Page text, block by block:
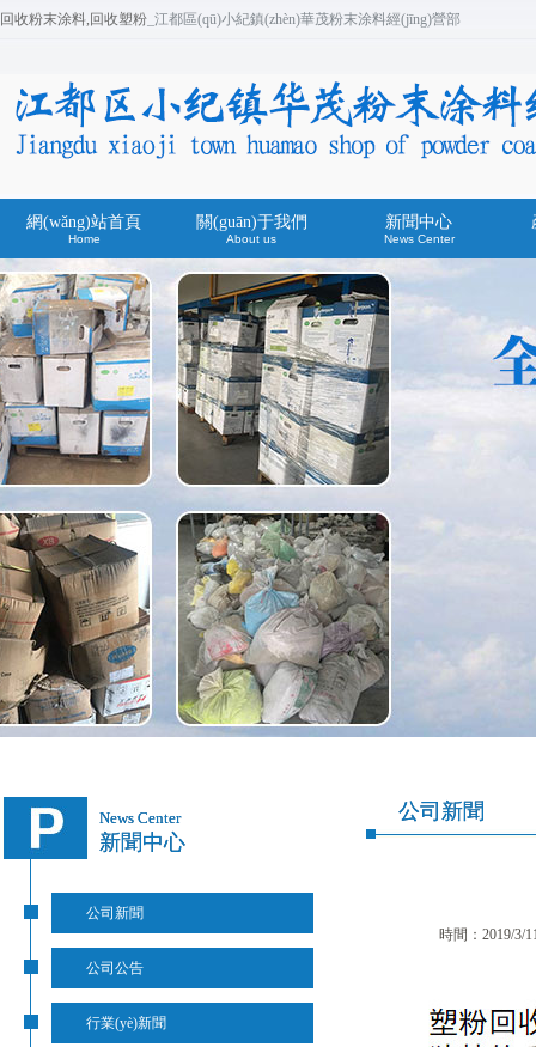
回收粉末涂料,回收塑粉 _江都區(qū)小紀鎮(zhèn)華茂粉末涂料經(jīng)營部
網(wǎng)站首頁
Home
關(guān)于我們
About us
新聞中心
News Center
News Center
新聞中心
公司新聞
公司公告
行業(yè)新聞
公司新聞
時間：2019/3/